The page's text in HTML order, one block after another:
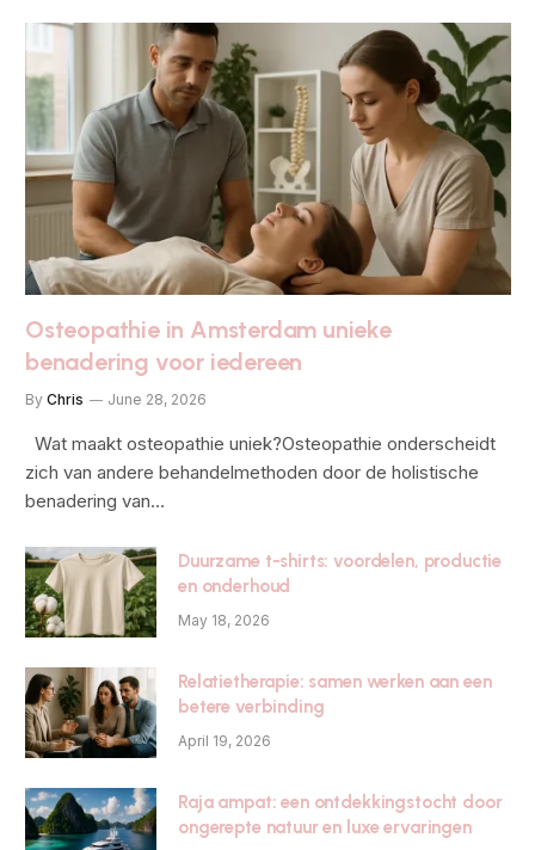
Osteopathie in Amsterdam unieke
benadering voor iedereen
By Chris June 28, 2026
Wat maakt osteopathie uniek?Osteopathie onderscheidt
zich van andere behandelmethoden door de holistische
benadering van…
Duurzame t-shirts: voordelen, productie
en onderhoud
May 18, 2026
Relatietherapie: samen werken aan een
betere verbinding
April 19, 2026
Raja ampat: een ontdekkingstocht door
ongerepte natuur en luxe ervaringen